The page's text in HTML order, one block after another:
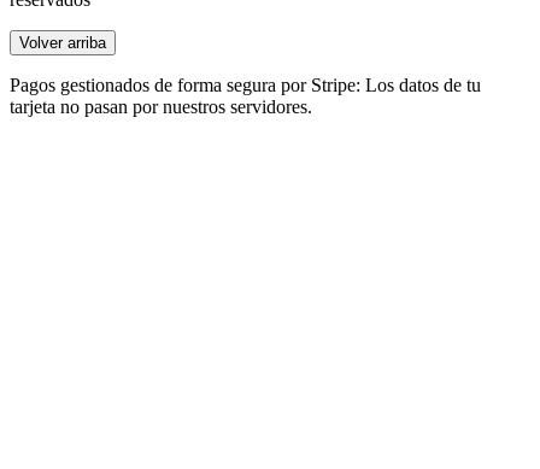
Volver arriba
Pagos gestionados de forma segura por Stripe: Los datos de tu
tarjeta no pasan por nuestros servidores.